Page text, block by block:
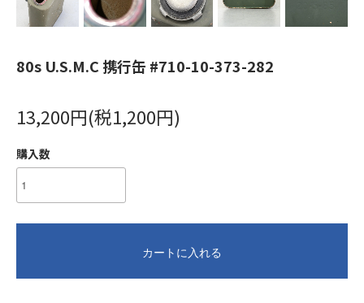
80s U.S.M.C 携行缶 #710-10-373-282
13,200円(税1,200円)
購入数
カートに入れる